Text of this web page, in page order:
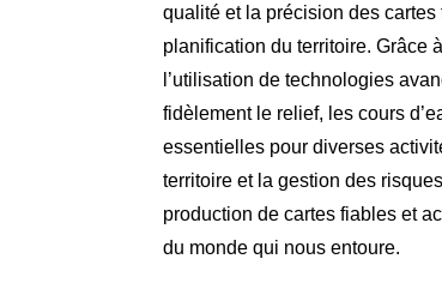
qualité et la précision des
planification du territoire. Grâce
l’utilisation de technologies
fidèlement le relief, les cours
essentielles pour diverses
territoire et la gestion des
production de cartes fiables et
du monde qui nous entoure.